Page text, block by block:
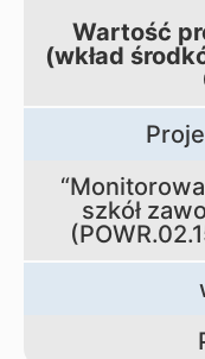
Wartość
(wkład
szkół